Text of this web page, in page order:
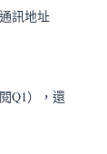
訊地址
Q1），還